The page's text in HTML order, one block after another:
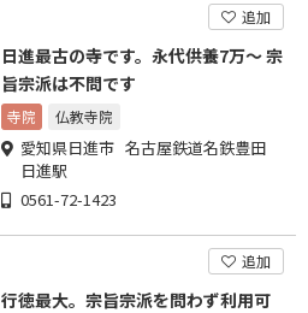
追加
日進最古の寺です。永代供養7万～ 宗
旨宗派は不問です
寺院 仏教寺院
愛知県日進市 名古屋鉄道名鉄豊田
日進駅
0561-72-1423
追加
行徳最大。宗旨宗派を問わず利用可